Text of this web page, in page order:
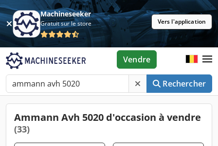
Machineseeker
Gratuit sur le store Vers l'application
Rechercher
Vendre
Ammann Avh 5020 d'occasion à vendre
(33)